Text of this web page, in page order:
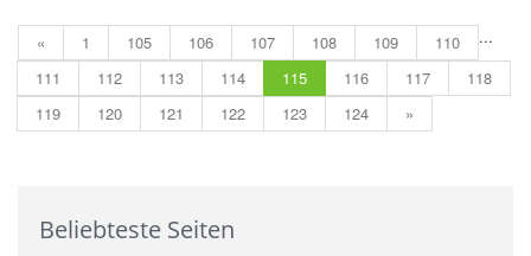
« 1 ...
105 106 107 108 109
110
111
112 113 114 115 116 117
118
119
120 121 122 123 124 »
Beliebteste Seiten